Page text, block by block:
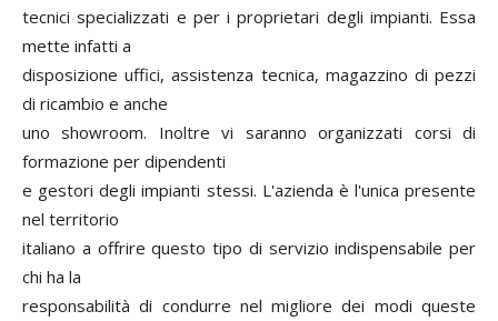
tecnici specializzati e per i proprietari degli impianti. Essa
mette infatti a
disposizione uffici, assistenza tecnica, magazzino di pezzi
di ricambio e anche
uno showroom. Inoltre vi saranno organizzati corsi di
formazione per dipendenti
e gestori degli impianti stessi. L'azienda è l'unica presente
nel territorio
italiano a offrire questo tipo di servizio indispensabile per
chi ha la
responsabilità di condurre nel migliore dei modi queste